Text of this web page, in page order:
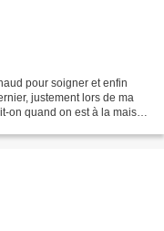
pour soigner et enfin
justement lors de ma
on quand on est à la maison